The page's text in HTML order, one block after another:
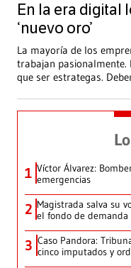
En la era digital
‘nuevo oro’
La mayoría de los
trabajan
que ser estrategas.
1 Víctor Álvarez:
emergencias
2 Magistrada salva su
el fondo de
3 Caso Pandora:
cinco imputados y